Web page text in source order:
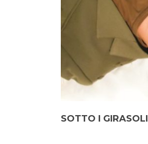
SOTTO I GIRASOLI